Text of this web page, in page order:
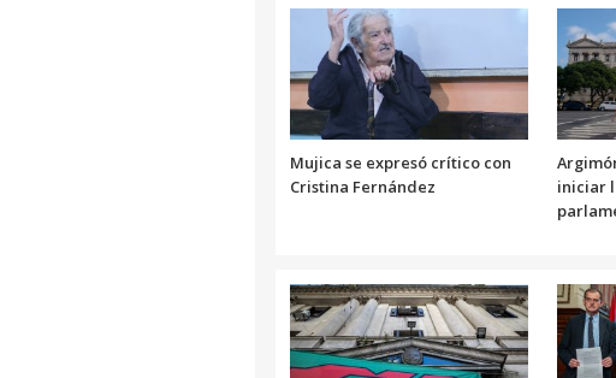
Mujica se expresó crítico con
Cristina Fernández
iniciar